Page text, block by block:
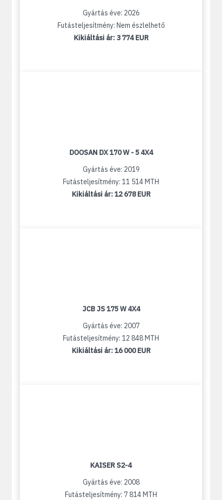
Gyártás éve: 2026
Futásteljesítmény: Nem észlelhető
Kikiáltási ár: 3 774 EUR
DOOSAN DX 170 W - 5 4X4
Gyártás éve: 2019
Futásteljesítmény: 11 514 MTH
Kikiáltási ár:12 678 EUR
JCB JS 175 W 4X4
Gyártás éve: 2007
Futásteljesítmény: 12 848 MTH
Kikiáltási ár:16 000 EUR
KAISER S2-4
Gyártás éve: 2008
Futásteljesítmény: 7 814 MTH